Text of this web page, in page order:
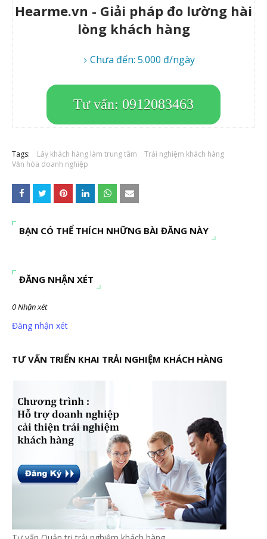
Hearme.vn - Giải pháp đo lường hài
lòng khách hàng
Chưa đến: 5.000 đ/ngày
Tư vấn: 0912083463
Tags: Lấy khách hàng làm trung tâm
Trải nghiệm khách hàng
Văn hóa doanh nghiệp
BẠN CÓ THỂ THÍCH NHỮNG BÀI ĐĂNG NÀY
ĐĂNG NHẬN XÉT
0 Nhận xét
Đăng nhận xét
TƯ VẤN TRIỂN KHAI TRẢI NGHIỆM KHÁCH HÀNG